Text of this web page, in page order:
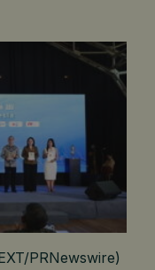
PRNewswire)